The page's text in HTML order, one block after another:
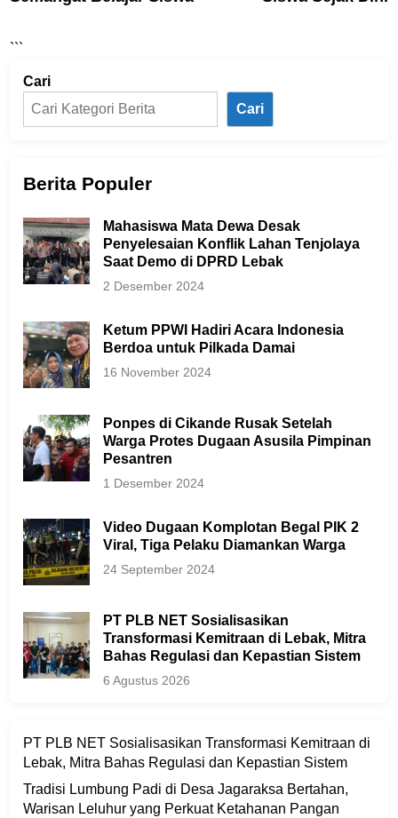
```
Cari
Cari
Berita Populer
Mahasiswa Mata Dewa Desak
Penyelesaian Konflik Lahan Tenjolaya
Saat Demo di DPRD Lebak
2 Desember 2024
Ketum PPWI Hadiri Acara Indonesia
Berdoa untuk Pilkada Damai
16 November 2024
Ponpes di Cikande Rusak Setelah
Warga Protes Dugaan Asusila Pimpinan
Pesantren
1 Desember 2024
Video Dugaan Komplotan Begal PIK 2
Viral, Tiga Pelaku Diamankan Warga
24 September 2024
PT PLB NET Sosialisasikan
Transformasi Kemitraan di Lebak, Mitra
Bahas Regulasi dan Kepastian Sistem
6 Agustus 2026
PT PLB NET Sosialisasikan Transformasi Kemitraan di
Lebak, Mitra Bahas Regulasi dan Kepastian Sistem
Tradisi Lumbung Padi di Desa Jagaraksa Bertahan,
Warisan Leluhur yang Perkuat Ketahanan Pangan